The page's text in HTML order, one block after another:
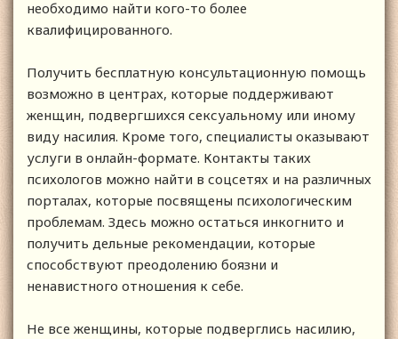
необходимо найти кого-то более
квалифицированного.
Получить бесплатную консультационную помощь
возможно в центрах, которые поддерживают
женщин, подвергшихся сексуальному или иному
виду насилия. Кроме того, специалисты оказывают
услуги в онлайн-формате. Контакты таких
психологов можно найти в соцсетях и на различных
порталах, которые посвящены психологическим
проблемам. Здесь можно остаться инкогнито и
получить дельные рекомендации, которые
способствуют преодолению боязни и
ненавистного отношения к себе.
Не все женщины, которые подверглись насилию,